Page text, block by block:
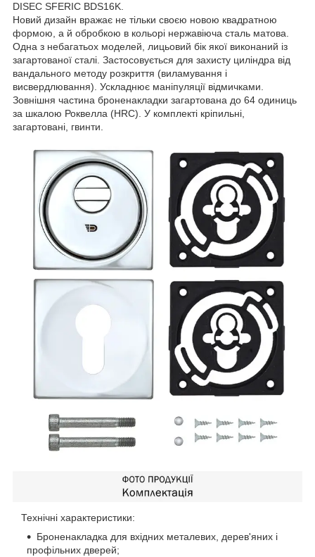
DISEC SFERIC BDS16K.
Новий дизайн вражає не тільки своєю новою квадратною
формою, а й обробкою в кольорі нержавіюча сталь матова.
Одна з небагатьох моделей, лицьовий бік якої виконаний із
загартованої сталі. Застосовується для захисту циліндра від
вандального методу розкриття (виламування і
висвердлювання). Ускладнює маніпуляції відмичками.
Зовнішня частина броненакладки загартована до 64 одиниць
за шкалою Роквелла (HRC). У комплекті кріпильні,
загартовані, гвинти.
Технічні характеристики:
Броненакладка для вхідних металевих, дерев'яних і
профільних дверей;